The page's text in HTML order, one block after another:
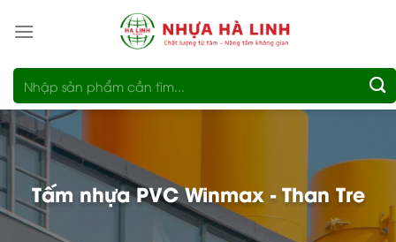
qua
dungTìm
kiếm:
Tấm nhựa PVC Winmax - Than Tre